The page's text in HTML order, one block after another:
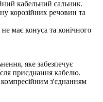
кабельний сальник.
корозійних речовин та
має конуса та конічного
яке забезпечує
приєднання кабелю.
з'єднанням